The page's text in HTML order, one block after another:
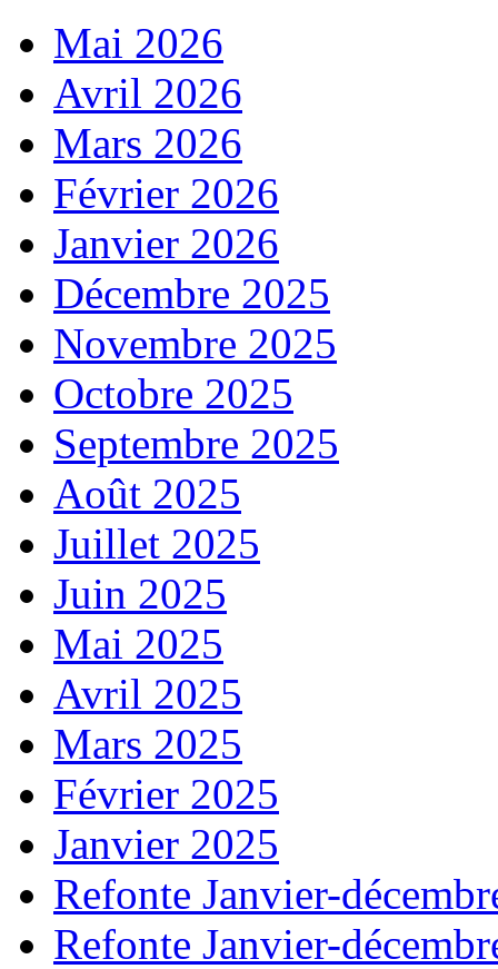
Mai 2026
Avril 2026
Mars 2026
Février 2026
Janvier 2026
Décembre 2025
Novembre 2025
Octobre 2025
Septembre 2025
Août 2025
Juillet 2025
Juin 2025
Mai 2025
Avril 2025
Mars 2025
Février 2025
Janvier 2025
Refonte Janvier-
Refonte Janvier-